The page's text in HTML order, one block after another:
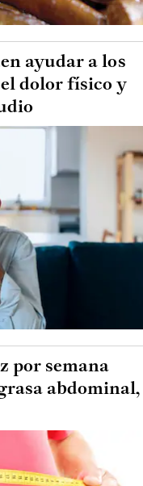
ayudar a los
dolor físico y
por semana
abdominal,